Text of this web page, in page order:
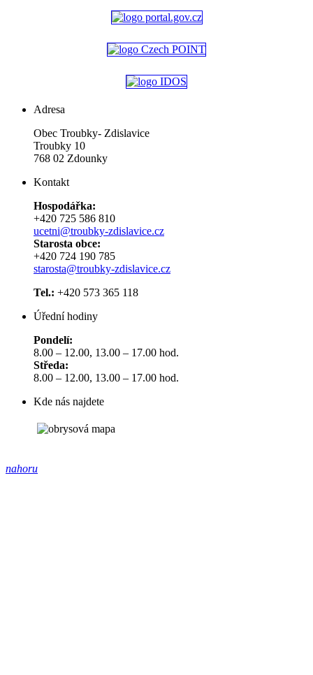
Adresa
Obec Troubky- Zdislavice
Troubky 10
768 02 Zdounky
Kontakt
Hospodářka:
+420 725 586 810
ucetni@troubky-zdislavice.cz
Starosta obce:
+420 724 190 785
starosta@troubky-zdislavice.cz
Tel.: +420 573 365 118
Úřední hodiny
Pondelí:
8.00 – 12.00, 13.00 – 17.00 hod.
Středa:
8.00 – 12.00, 13.00 – 17.00 hod.
Kde nás najdete
nahoru